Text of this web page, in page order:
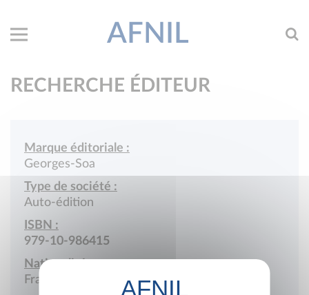
AFNIL
RECHERCHE ÉDITEUR
Marque éditoriale :
Georges-Soa
Type de société :
Auto-édition
ISBN :
979-10-986415
Nationalité :
France